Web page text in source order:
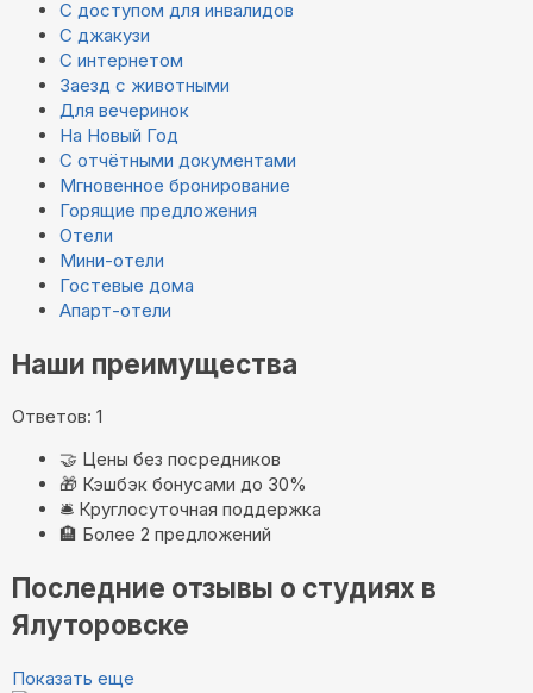
С доступом для инвалидов
С джакузи
С интернетом
Заезд с животными
Для вечеринок
На Новый Год
С отчётными документами
Мгновенное бронирование
Горящие предложения
Отели
Мини-отели
Гостевые дома
Апарт-отели
Наши преимущества
Ответов: 1
🤝 Цены без посредников
🎁 Кэшбэк бонусами до 30%
🛎️ Круглосуточная поддержка
🏨 Более 2 предложений
Последние отзывы о студиях в
Ялуторовске
Показать еще